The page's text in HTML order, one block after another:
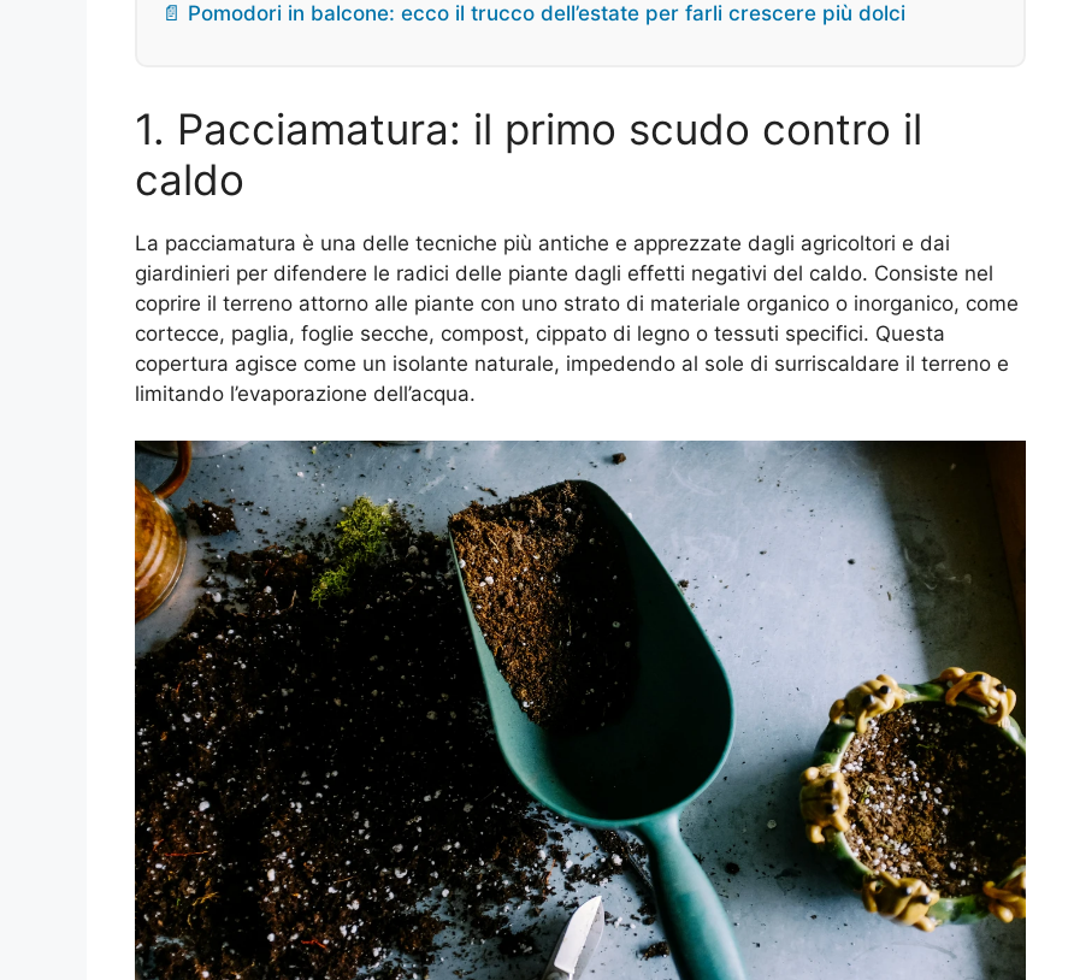
📄 Pomodori in balcone: ecco il trucco dell’estate per farli crescere più dolci
1. Pacciamatura: il primo scudo contro il
caldo
La pacciamatura è una delle tecniche più antiche e apprezzate dagli agricoltori e dai
giardinieri per difendere le radici delle piante dagli effetti negativi del caldo. Consiste nel
coprire il terreno attorno alle piante con uno strato di materiale organico o inorganico, come
cortecce, paglia, foglie secche, compost, cippato di legno o tessuti specifici. Questa
copertura agisce come un isolante naturale, impedendo al sole di surriscaldare il terreno e
limitando l’evaporazione dell’acqua.